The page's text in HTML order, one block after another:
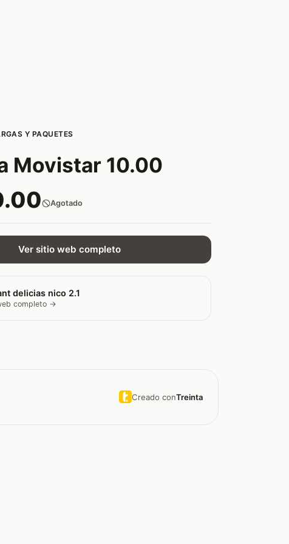
Y PAQUETES
Movistar 10.00
Agotado
Ver sitio web completo
delicias nico 2.1
completo →
Creado conTreinta